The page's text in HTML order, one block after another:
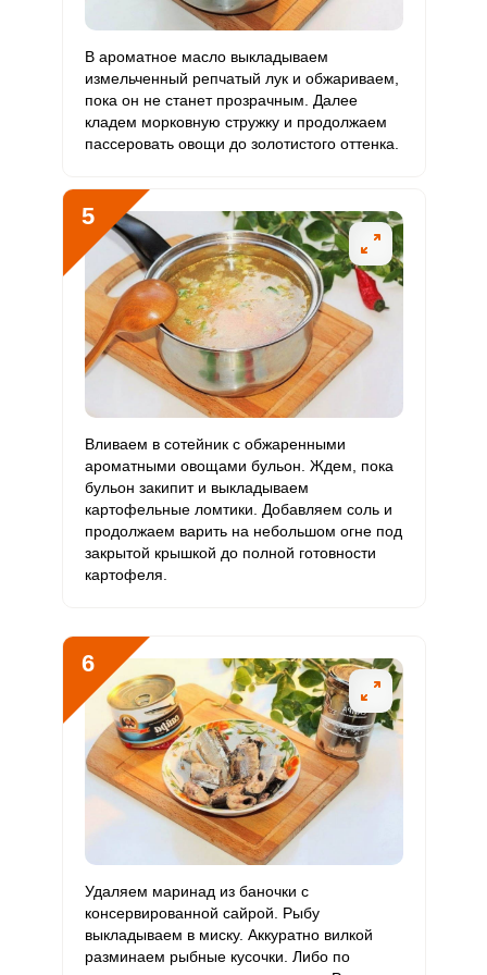
24 мкг 55 мкг 2.4
Фтор 1999 мкг 4000 мкг 2.7
Хром 254.6 мкг 50 мкг 27.6 127.3
12 мг
Ванадий 69.6 мкг 20 мкг 18.8 87
Молибден 34.5 мкг 70 мкг 2.7 12.3
В ароматное масло выкладываем
измельченный репчатый лук и обжариваем,
пока он не станет прозрачным. Далее
кладем морковную стружку и продолжаем
пассеровать овощи до золотистого оттенка.
5
Вливаем в сотейник с обжаренными
ароматными овощами бульон. Ждем, пока
бульон закипит и выкладываем
картофельные ломтики. Добавляем соль и
продолжаем варить на небольшом огне под
закрытой крышкой до полной готовности
картофеля.
6
Удаляем маринад из баночки с
консервированной сайрой. Рыбу
выкладываем в миску. Аккуратно вилкой
разминаем рыбные кусочки. Либо по